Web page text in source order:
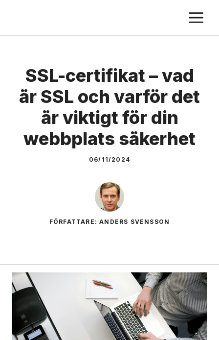
content
SSL-certifikat – vad
är SSL och varför det
är viktigt för din
webbplats säkerhet
06/11/2024
FÖRFATTARE: ANDERS SVENSSON